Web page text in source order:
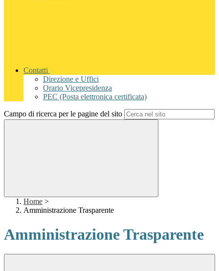
Contatti
Direzione e Uffici
Orario Vicepresidenza
PEC (Posta elettronica certificata)
Campo di ricerca per le pagine del sito
Home >
Amministrazione Trasparente
Amministrazione Trasparente